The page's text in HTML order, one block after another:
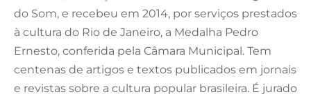
do Som, e recebeu em 2014, por serviços prestados
à cultura do Rio de Janeiro, a Medalha Pedro
Ernesto, conferida pela Câmara Municipal. Tem
centenas de artigos e textos publicados em jornais
e revistas sobre a cultura popular brasileira. É jurado